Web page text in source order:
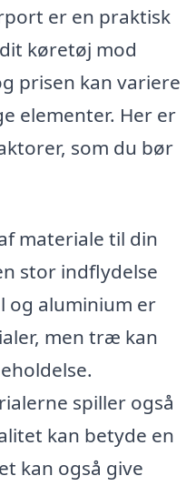
er en praktisk
køretøj mod
prisen kan variere
elementer. Her er
som du bør
materiale til din
stor indflydelse
og aluminium er
men træ kan
spiller også
kan betyde en
kan også give